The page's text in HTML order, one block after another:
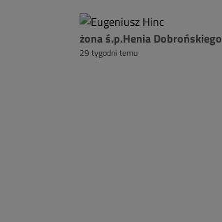
żona ś.p.Henia Dobrońskiego
29 tygodni temu